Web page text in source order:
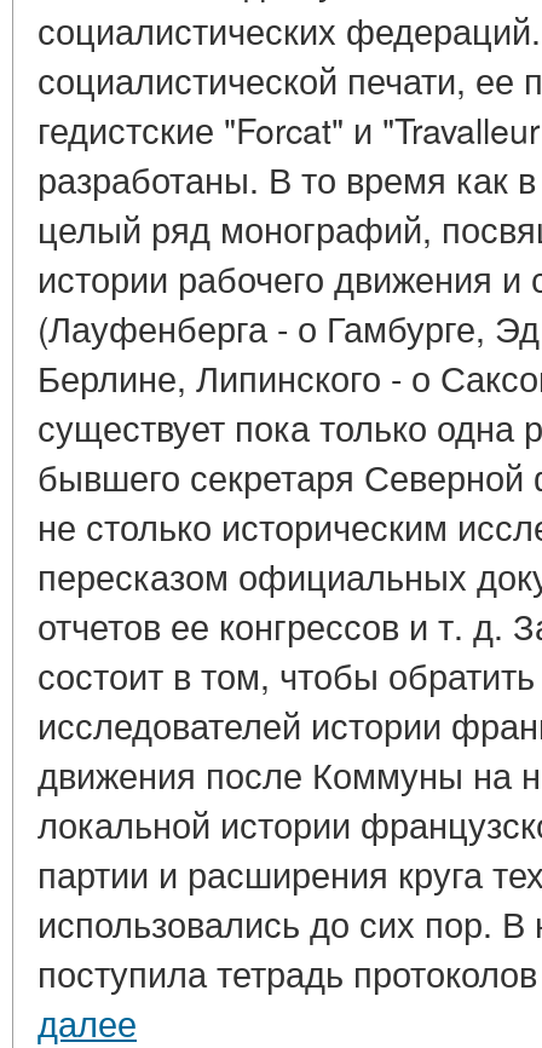
социалистических
социалистической печати,
гедистские "Forcat" и
разработаны. В то время как
целый ряд монографий,
истории рабочего движения и
(Лауфенберга - о Гамбурге,
Берлине, Липинского - о
существует пока только одна
бывшего секретаря
не столько историческим
пересказом официальных
отчетов ее конгрессов и т. д.
состоит в том, чтобы
исследователей истории
движения после Коммуны на
локальной истории
партии и расширения круга
использовались до сих пор.
поступила тетрадь
далее